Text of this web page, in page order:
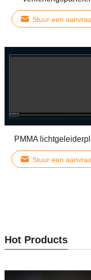
Stuur een
PMMA
Stuur een
Hot Products